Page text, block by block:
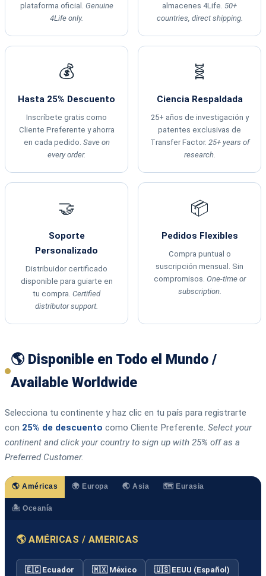
plataforma oficial. Genuine
4Life only.
almacenes 4Life. 50+
countries, direct shipping.
💰
Hasta 25% Descuento
Inscríbete gratis como
Cliente Preferente y ahorra
en cada pedido. Save on
every order.
🧬
Ciencia Respaldada
25+ años de investigación y
patentes exclusivas de
Transfer Factor. 25+ years of
research.
🤝
Soporte
Personalizado
Distribuidor certificado
disponible para guiarte en
tu compra. Certified
distributor support.
📦
Pedidos Flexibles
Compra puntual o
suscripción mensual. Sin
compromisos. One-time or
subscription.
🌎 Disponible en Todo el Mundo /
Available Worldwide
Selecciona tu continente y haz clic en tu país para registrarte
con 25% de descuento como Cliente Preferente. Select your
continent and click your country to sign up with 25% off as a
Preferred Customer.
🌎 Américas 🌍 Europa 🌏 Asia 🗺️ Eurasia
🏝️ Oceanía
🌎 AMÉRICAS / AMERICAS
🇪🇨 Ecuador 🇲🇽 México 🇺🇸 EEUU (Español)